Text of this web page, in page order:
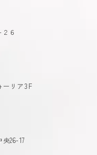
６
ーリア3F
26-17